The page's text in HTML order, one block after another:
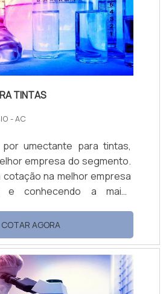
estrutura com escritório
TINTAS
- AC
umectante para tintas,
empresa do segmento.
cotação na melhor empresa
e conhecendo a maior
SOBRE UMECTANTE
tintas em uma empresa
encontra na Petrowan.
multiuso e limpa piso e
COTAR AGORA